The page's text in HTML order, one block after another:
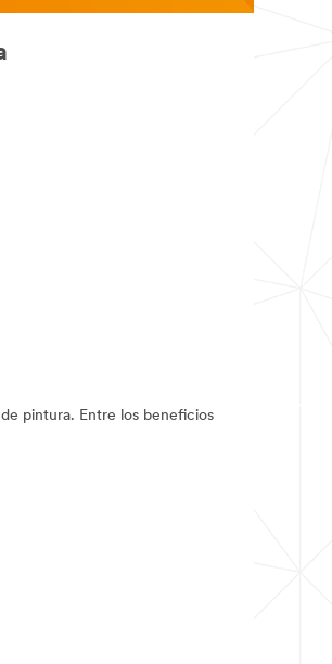
pintura. Entre los beneficios